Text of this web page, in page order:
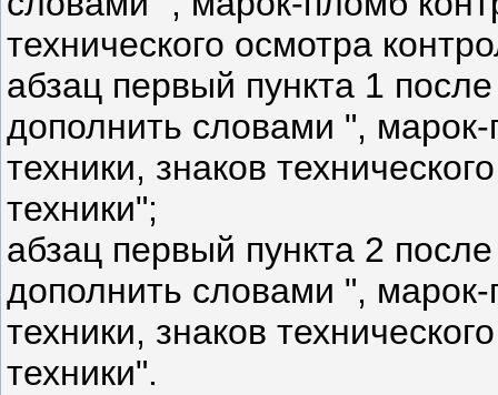
технического осмотра
абзац первый пункта 1
дополнить словами ",
техники, знаков
техники";
абзац первый пункта 2
дополнить словами ",
техники, знаков
техники".